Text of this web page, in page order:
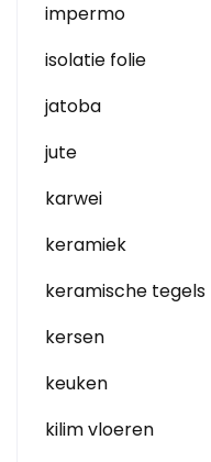
impermo
isolatie folie
jatoba
jute
karwei
keramiek
keramische tegels
kersen
keuken
kilim vloeren